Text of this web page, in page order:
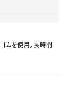
ムを使用。長時間